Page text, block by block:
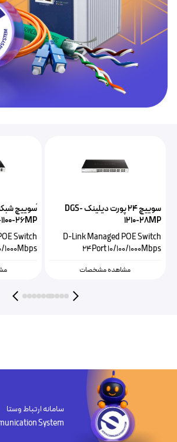
سوییچ ۲۴ پورت دیلینک DGS-
1210-28MP
D-Link Managed POE Switch
24Port 10/100/1000Mbps
مشاهده مشخصات
26MP
Switch
1000Mbps
سامانه ارتباط وستا
System